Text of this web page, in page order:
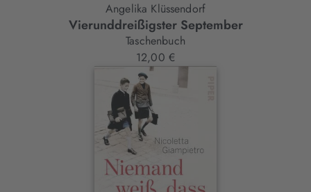
Angelika Klüssendorf
Vierunddreißigster September
Taschenbuch
12,00 €